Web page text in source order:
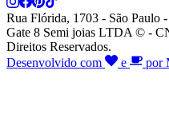
Rua Flórida, 1703 - São Paulo
Gate 8 Semi joias LTDA © -
Direitos Reservados.
Desenvolvido com
e por